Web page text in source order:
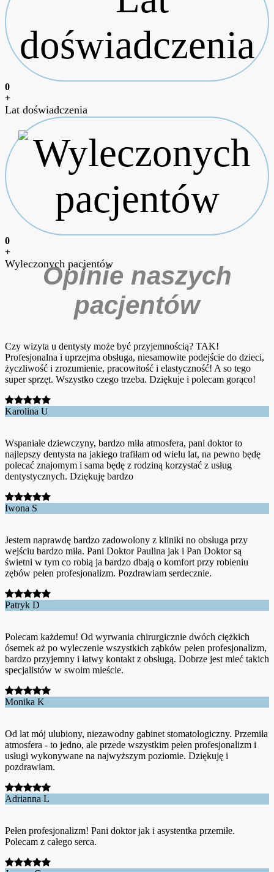
0
+
Lat doświadczenia
0
+
Wyleczonych pacjentów
Opinie naszych
pacjentów
Czy wizyta u dentysty może być przyjemnością? TAK!
Profesjonalna i uprzejma obsługa, niesamowite podejście do dzieci,
życzliwość i zrozumienie, pracowitość i elastyczność! A so tego
super sprzęt. Wszystko czego trzeba. Dziękuje i polecam gorąco!
Karolina U
Wspaniałe dziewczyny, bardzo miła atmosfera, pani doktor to
najlepszy dentysta na jakiego trafiłam od wielu lat, na pewno będę
polecać znajomym i sama będę z rodziną korzystać z usług
dentystycznych. Dziękuję bardzo
Iwona S
Jestem naprawdę bardzo zadowolony z kliniki no obsługa przy
wejściu bardzo miła. Pani Doktor Paulina jak i Pan Doktor są
świetni w tym co robią ja bardzo dbają o komfort przy robieniu
zębów pełen profesjonalizm. Pozdrawiam serdecznie.
Patryk D
Polecam każdemu! Od wyrwania chirurgicznie dwóch ciężkich
ósemek aż po wyleczenie wszystkich ząbków pełen profesjonalizm,
bardzo przyjemny i łatwy kontakt z obsługą. Dobrze jest mieć takich
specjalistów w swoim mieście.
Monika K
Od lat mój ulubiony, niezawodny gabinet stomatologiczny. Przemiła
atmosfera - to jedno, ale przede wszystkim pełen profesjonalizm i
usługi wykonywane na najwyższym poziomie. Dziękuję i
pozdrawiam.
Adrianna L
Pełen profesjonalizm! Pani doktor jak i asystentka przemiłe.
Polecam z całego serca.